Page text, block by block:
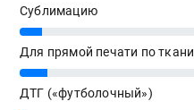
Сублимацию
8%
Для прямой печати по ткани
10%
ДТГ («футболочный»)